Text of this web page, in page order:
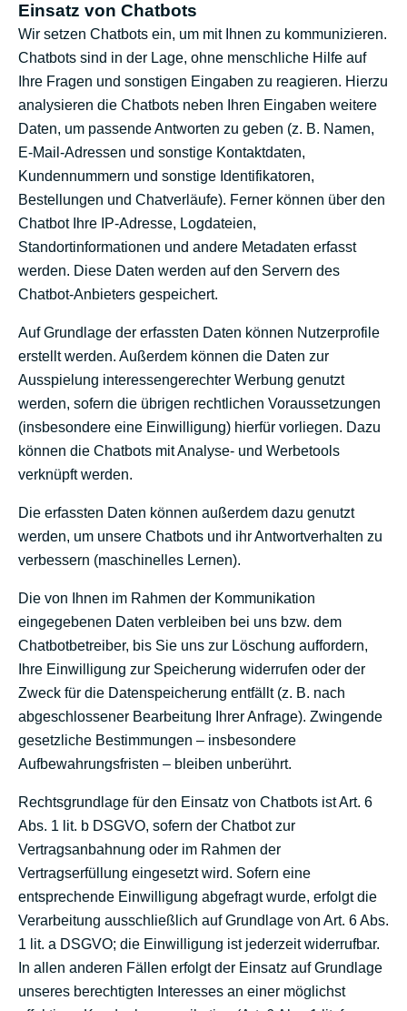
Datenschutz/Impressum
Einsatz von Chatbots
Wir setzen Chatbots ein, um mit Ihnen zu kommunizieren.
Chatbots sind in der Lage, ohne menschliche Hilfe auf
Ihre Fragen und sonstigen Eingaben zu reagieren. Hierzu
analysieren die Chatbots neben Ihren Eingaben weitere
Daten, um passende Antworten zu geben (z. B. Namen,
E-Mail-Adressen und sonstige Kontaktdaten,
Kundennummern und sonstige Identifikatoren,
Bestellungen und Chatverläufe). Ferner können über den
Chatbot Ihre IP-Adresse, Logdateien,
Standortinformationen und andere Metadaten erfasst
werden. Diese Daten werden auf den Servern des
Chatbot-Anbieters gespeichert.
Auf Grundlage der erfassten Daten können Nutzerprofile
erstellt werden. Außerdem können die Daten zur
Ausspielung interessengerechter Werbung genutzt
werden, sofern die übrigen rechtlichen Voraussetzungen
(insbesondere eine Einwilligung) hierfür vorliegen. Dazu
können die Chatbots mit Analyse- und Werbetools
verknüpft werden.
Die erfassten Daten können außerdem dazu genutzt
werden, um unsere Chatbots und ihr Antwortverhalten zu
verbessern (maschinelles Lernen).
Die von Ihnen im Rahmen der Kommunikation
eingegebenen Daten verbleiben bei uns bzw. dem
Chatbotbetreiber, bis Sie uns zur Löschung auffordern,
Ihre Einwilligung zur Speicherung widerrufen oder der
Zweck für die Datenspeicherung entfällt (z. B. nach
abgeschlossener Bearbeitung Ihrer Anfrage). Zwingende
gesetzliche Bestimmungen – insbesondere
Aufbewahrungsfristen – bleiben unberührt.
Rechtsgrundlage für den Einsatz von Chatbots ist Art. 6
Abs. 1 lit. b DSGVO, sofern der Chatbot zur
Vertragsanbahnung oder im Rahmen der
Vertragserfüllung eingesetzt wird. Sofern eine
entsprechende Einwilligung abgefragt wurde, erfolgt die
Verarbeitung ausschließlich auf Grundlage von Art. 6 Abs.
1 lit. a DSGVO; die Einwilligung ist jederzeit widerrufbar.
In allen anderen Fällen erfolgt der Einsatz auf Grundlage
unseres berechtigten Interesses an einer möglichst